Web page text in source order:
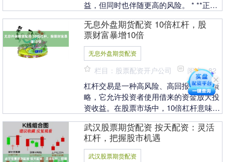
益，但同时也伴随更高的风险。 * **正规
确保资金安....
无息外盘期货配资 10倍杠杆，股
票财富暴增10倍
无息外盘期货配资
栏目：股票配资开户公司 阅读：82
杠杆交易是一种高风险、高回报的投资策
略，它允许投资者使用借来的资金放大投
资收益。在股票市场中，10倍杠杆意味着
行交易。 股....
武汉股票期货配资 按天配资：灵活
杠杆，把握股市机遇
武汉股票期货配资